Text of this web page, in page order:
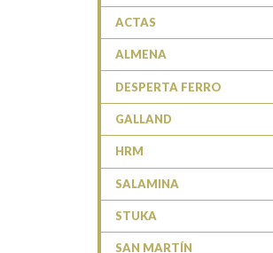
ACTAS
ALMENA
DESPERTA FERRO
GALLAND
HRM
SALAMINA
STUKA
SAN MARTÍN